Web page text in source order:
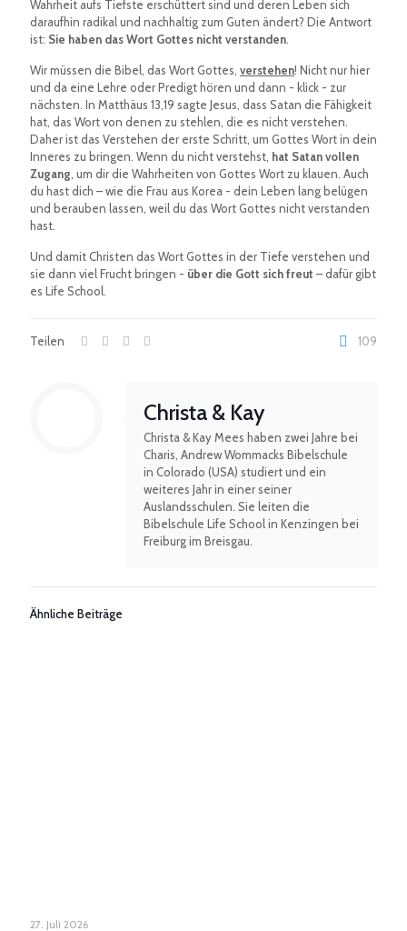
Wahrheit aufs Tiefste erschüttert sind und deren Leben sich
daraufhin radikal und nachhaltig zum Guten ändert? Die Antwort
ist: Sie haben das Wort Gottes nicht verstanden
Wir müssen die Bibel, das Wort Gottes, verstehen! Nicht nur hier
und da eine Lehre oder Predigt hören und dann - klick - zur
nächsten. In Matthäus 13,19 sagte Jesus, dass Satan die Fähigkeit
hat, das Wort von denen zu stehlen, die es nicht verstehen.
Daher ist das Verstehen der erste Schritt, um Gottes Wort in dein
Inneres zu bringen. Wenn du nicht verstehst, hat Satan vollen
Zugang , um dir die Wahrheiten von Gottes Wort zu klauen. Auch
du hast dich – wie die Frau aus Korea - dein Leben lang belügen
und berauben lassen, weil du das Wort Gottes nicht verstanden
hast.
Und damit Christen das Wort Gottes in der Tiefe verstehen und
sie dann viel Frucht bringen - über die Gott sich freut – dafür gibt
es Life School.
Teilen 109
Christa & Kay
Christa & Kay Mees haben zwei Jahre bei
Charis, Andrew Wommacks Bibelschule
in Colorado (USA) studiert und ein
weiteres Jahr in einer seiner
Auslandsschulen. Sie leiten die
Bibelschule Life School in Kenzingen bei
Freiburg im Breisgau.
Ähnliche Beiträge
27. Juli 2026